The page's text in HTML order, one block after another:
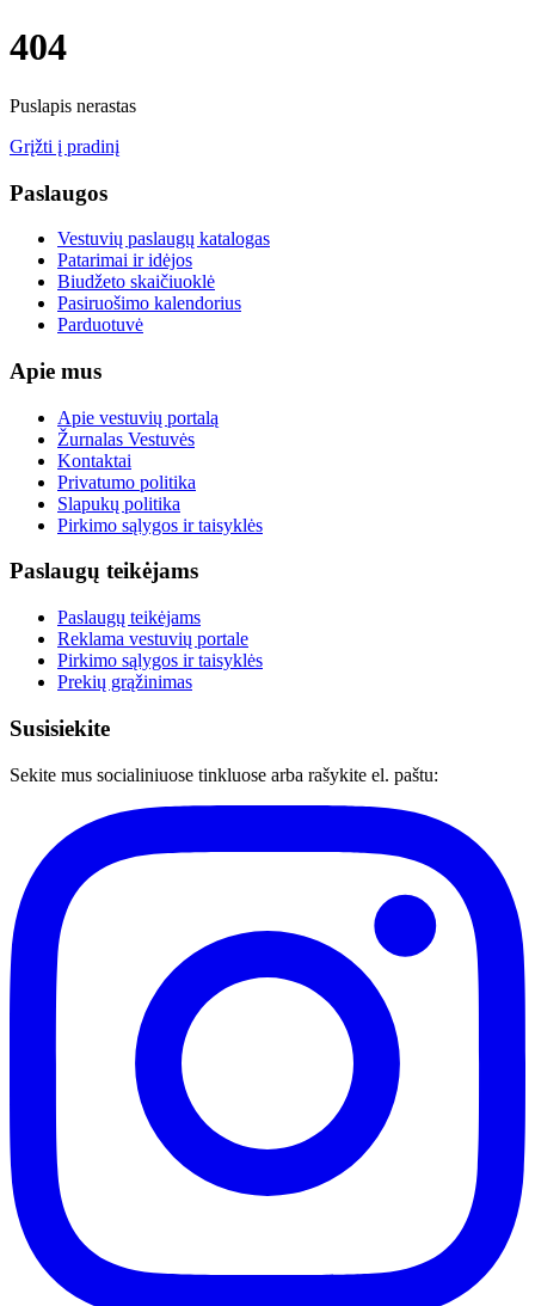
404
Puslapis nerastas
Grįžti į pradinį
Paslaugos
Vestuvių paslaugų katalogas
Patarimai ir idėjos
Biudžeto skaičiuoklė
Pasiruošimo kalendorius
Parduotuvė
Apie mus
Apie vestuvių portalą
Žurnalas Vestuvės
Kontaktai
Privatumo politika
Slapukų politika
Pirkimo sąlygos ir taisyklės
Paslaugų teikėjams
Paslaugų teikėjams
Reklama vestuvių portale
Pirkimo sąlygos ir taisyklės
Prekių grąžinimas
Susisiekite
Sekite mus socialiniuose tinkluose arba rašykite el. paštu: